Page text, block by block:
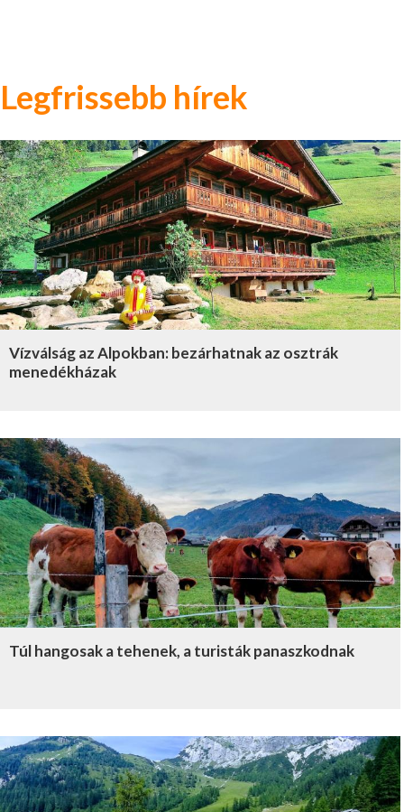
Legfrissebb hírek
Vízválság az Alpokban: bezárhatnak az osztrák
menedékházak
Túl hangosak a tehenek, a turisták panaszkodnak